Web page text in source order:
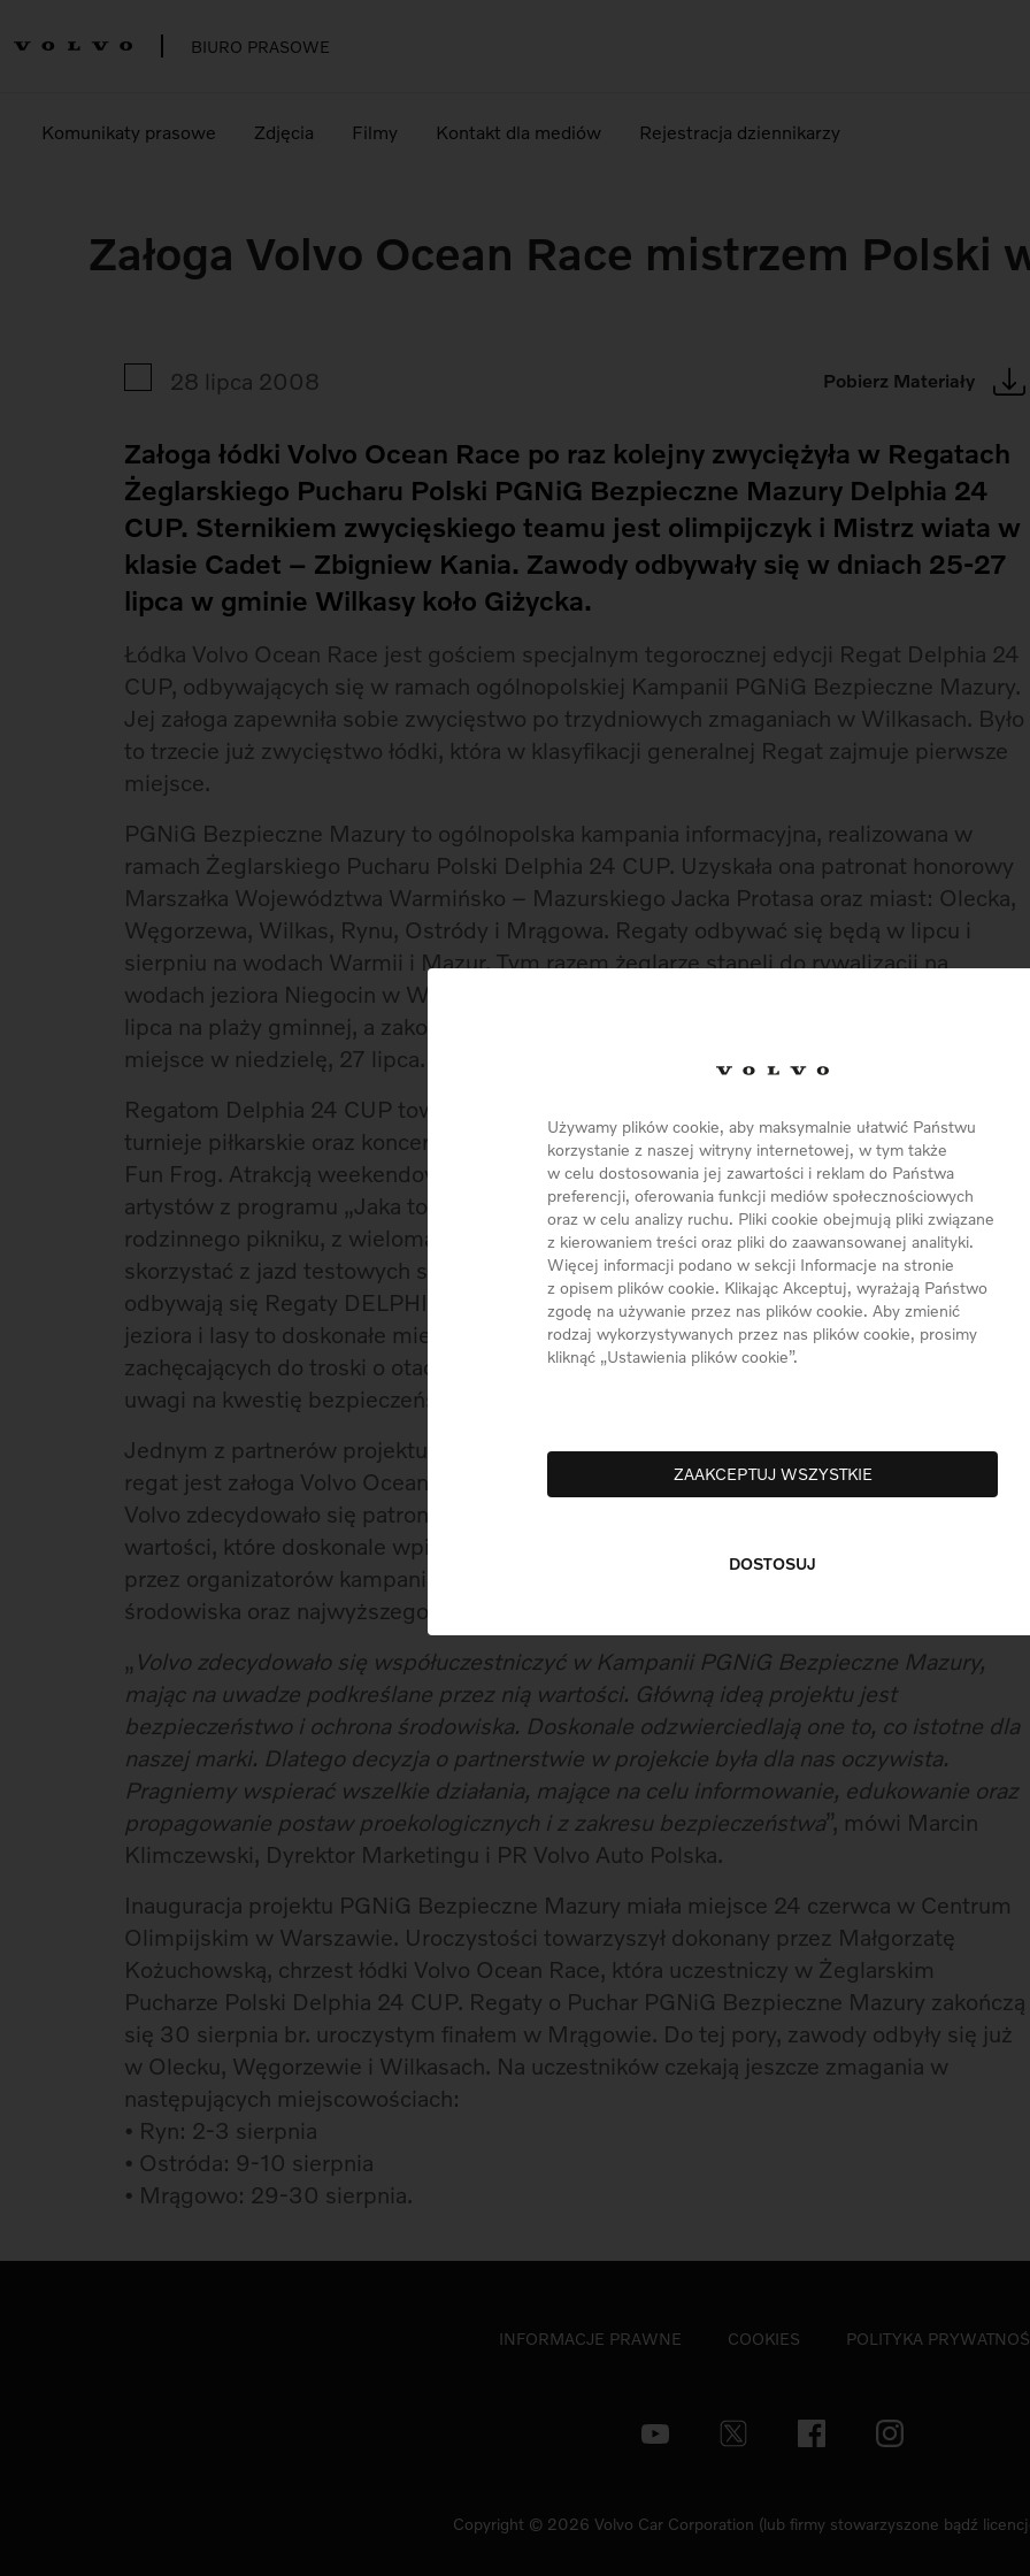
Używamy plików cookie, aby maksymalnie ułatwić Państwu
korzystanie z naszej witryny internetowej, w tym także
w celu dostosowania jej zawartości i reklam do Państwa
preferencji, oferowania funkcji mediów społecznościowych
oraz w celu analizy ruchu. Pliki cookie obejmują pliki związane
z kierowaniem treści oraz pliki do zaawansowanej analityki.
Więcej informacji podano w sekcji Informacje na stronie
z opisem plików cookie. Klikając Akceptuj, wyrażają Państwo
zgodę na używanie przez nas plików cookie. Aby zmienić
rodzaj wykorzystywanych przez nas plików cookie, prosimy
kliknąć „Ustawienia plików cookie”.
ZAAKCEPTUJ WSZYSTKIE
DOSTOSUJ
BIURO PRASOWE
Komunikaty prasowe Zdjęcia Filmy Kontakt dla mediów Rejestracja dziennikarzy
Załoga Volvo Ocean Race mistrzem Polski
28 lipca 2008 Pobierz Materiały
Załoga łódki Volvo Ocean Race po raz kolejny zwyciężyła w Regatach
Żeglarskiego Pucharu Polski PGNiG Bezpieczne Mazury Delphia 24
CUP. Sternikiem zwycięskiego teamu jest olimpijczyk i Mistrz wiata w
klasie Cadet – Zbigniew Kania. Zawody odbywały się w dniach 25-27
lipca w gminie Wilkasy koło Giżycka.
Łódka Volvo Ocean Race jest gościem specjalnym tegorocznej edycji Regat Delphia 24
CUP, odbywających się w ramach ogólnopolskiej Kampanii PGNiG Bezpieczne Mazury.
Jej załoga zapewniła sobie zwycięstwo po trzydniowych zmaganiach w Wilkasach. Było
to trzecie już zwycięstwo łódki, która w klasyfikacji generalnej Regat zajmuje pierwsze
miejsce.
PGNiG Bezpieczne Mazury to ogólnopolska kampania informacyjna, realizowana w
ramach Żeglarskiego Pucharu Polski Delphia 24 CUP. Uzyskała ona patronat honorowy
Marszałka Województwa Warmińsko – Mazurskiego Jacka Protasa oraz miast: Olecka,
Węgorzewa, Wilkas, Rynu, Ostródy i Mrągowa. Regaty odbywać się będą w lipcu i
sierpniu na wodach Warmii i Mazur. Tym razem żeglarze stanęli do rywalizacji na
wodach jeziora Niegocin w Wilkasach. Ich uroczyste otwarcie nastąpiło w piątek, 25
lipca na plaży gminnej, a zakończenie, ogłoszenie wyników i rozdanie nagród miało
miejsce w niedzielę, 27 lipca.
Regatom Delphia 24 CUP towarzyszyły pokazy ratownictwa, konkursy ekologiczne,
turnieje piłkarskie oraz koncerty. Na scenie pojawiły się zespoły Holland oraz Vincent
Fun Frog. Atrakcją weekendowych wieczorów był także udział Roberta Janowskiego i
artystów z programu „Jaka to melodia” oraz kabaretu Elita. Całe wydarzenie miało
rodzinnego pikniku, z wieloma atrakcjami także dla dzieci. Dorośli uczestnicy mogli
skorzystać z jazd testowych samochodami Volvo. Wybór miejscowości, w których
odbywają się Regaty DELPHIA 24 CUP, wynika z ich zalet. Region obfitujący w liczne
jeziora i lasy to doskonałe miejsce na promocję postaw proekologicznych,
zachęcających do troski o otaczającą przyrodę. To także idealna lokalizacja na zwrócenie
uwagi na kwestię bezpieczeństwa w sportach wodnych.
Jednym z partnerów projektu jest Volvo. W ramach patronatu gościem specjalnym
regat jest załoga Volvo Ocean Race, na czele z olimpijczykiem – Zbigniewem Kanią.
Volvo zdecydowało się patronować przedsięwzięciu ze względu na przyświecające mu
wartości, które doskonale wpisują się w wizerunek marki. To, co podkreślane zarówno
przez organizatorów kampanii, jak i szwedzkiego producenta to kwestie ochrony
środowiska oraz najwyższego poziomu bezpieczeństwa.
„ Volvo zdecydowało się współuczestniczyć w Kampanii PGNiG Bezpieczne Mazury,
mając na uwadze podkreślane przez nią wartości. Główną ideą projektu jest
bezpieczeństwo i ochrona środowiska. Doskonale odzwierciedlają one to, co istotne dla
naszej marki. Dlatego decyzja o partnerstwie w projekcie była dla nas oczywista.
Pragniemy wspierać wszelkie działania, mające na celu informowanie, edukowanie oraz
propagowanie postaw proekologicznych i z zakresu bezpieczeństwa”, mówi Marcin
Klimczewski, Dyrektor Marketingu i PR Volvo Auto Polska.
Inauguracja projektu PGNiG Bezpieczne Mazury miała miejsce 24 czerwca w Centrum
Olimpijskim w Warszawie. Uroczystości towarzyszył dokonany przez Małgorzatę
Kożuchowską, chrzest łódki Volvo Ocean Race, która uczestniczy w Żeglarskim
Pucharze Polski Delphia 24 CUP. Regaty o Puchar PGNiG Bezpieczne Mazury zakończą
się 30 sierpnia br. uroczystym finałem w Mrągowie. Do tej pory, zawody odbyły się już
w Olecku, Węgorzewie i Wilkasach. Na uczestników czekają jeszcze zmagania w
następujących miejscowościach:
• Ryn: 2-3 sierpnia
• Ostróda: 9-10 sierpnia
• Mrągowo: 29-30 sierpnia.
INFORMACJE PRAWNE COOKIES POLITYKA
Copyright © 2026 Volvo Car Corporation (lub firmy stowarzyszone bądź